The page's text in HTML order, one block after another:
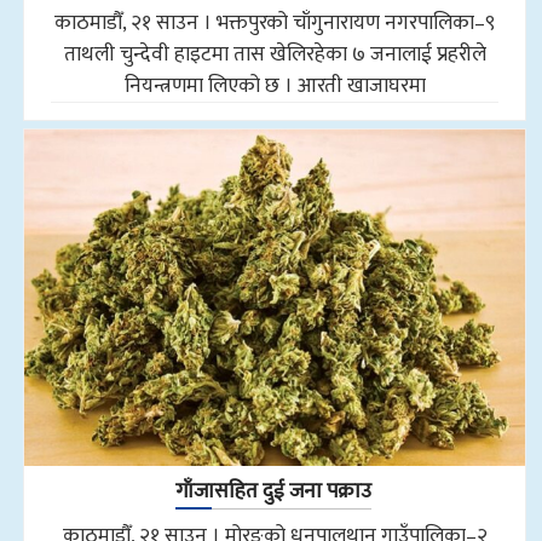
काठमाडौँ, २१ साउन । भक्तपुरको चाँगुनारायण नगरपालिका–९
ताथली चुन्देवी हाइटमा तास खेलिरहेका ७ जनालाई प्रहरीले
नियन्त्रणमा लिएको छ । आरती खाजाघरमा
गाँजासहित दुई जना पक्राउ